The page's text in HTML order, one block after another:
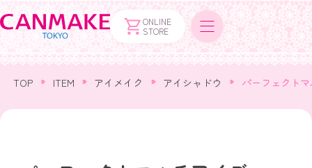
ONLINE
STORE
TOP ITEM アイメイク アイシャドウ パーフェクト